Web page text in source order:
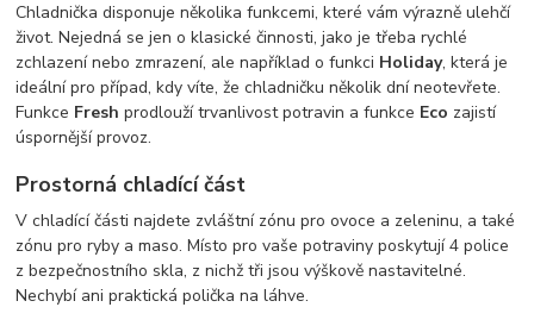
Chladnička disponuje několika funkcemi, které vám výrazně ulehčí
život. Nejedná se jen o klasické činnosti, jako je třeba rychlé
zchlazení nebo zmrazení, ale například o funkci Holiday, která je
ideální pro případ, kdy víte, že chladničku několik dní neotevřete.
Funkce Freshprodlouží trvanlivost potravin a funkce Eco zajistí
úspornější provoz.
Prostorná chladící část
V chladící části najdete zvláštní zónu pro ovoce a zeleninu, a také
zónu pro ryby a maso. Místo pro vaše potraviny poskytují 4 police
z bezpečnostního skla, z nichž tři jsou výškově nastavitelné.
Nechybí ani praktická polička na láhve.